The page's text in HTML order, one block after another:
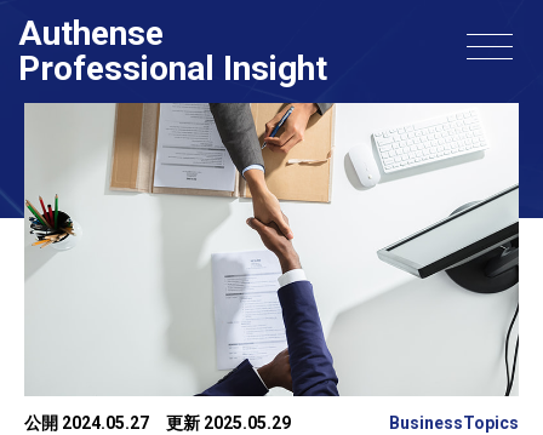
Authense
Professional Insight
公開 2024.05.27 更新 2025.05.29 BusinessTopics